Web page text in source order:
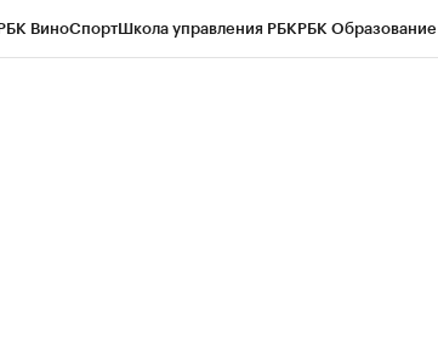
ВиноСпортШкола управления РБКРБК Образование